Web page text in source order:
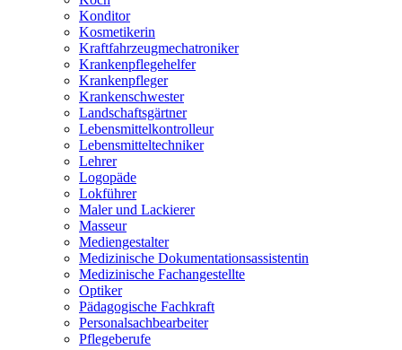
Konditor
Kosmetikerin
Kraftfahrzeugmechatroniker
Krankenpflegehelfer
Krankenpfleger
Krankenschwester
Landschaftsgärtner
Lebensmittelkontrolleur
Lebensmitteltechniker
Lehrer
Logopäde
Lokführer
Maler und Lackierer
Masseur
Mediengestalter
Medizinische Dokumentationsassistentin
Medizinische Fachangestellte
Optiker
Pädagogische Fachkraft
Personalsachbearbeiter
Pflegeberufe